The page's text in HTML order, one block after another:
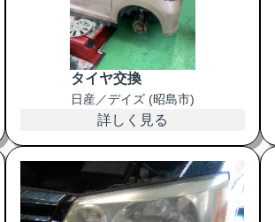
タイヤ交換
日産／デイズ (昭島市)
詳しく見る